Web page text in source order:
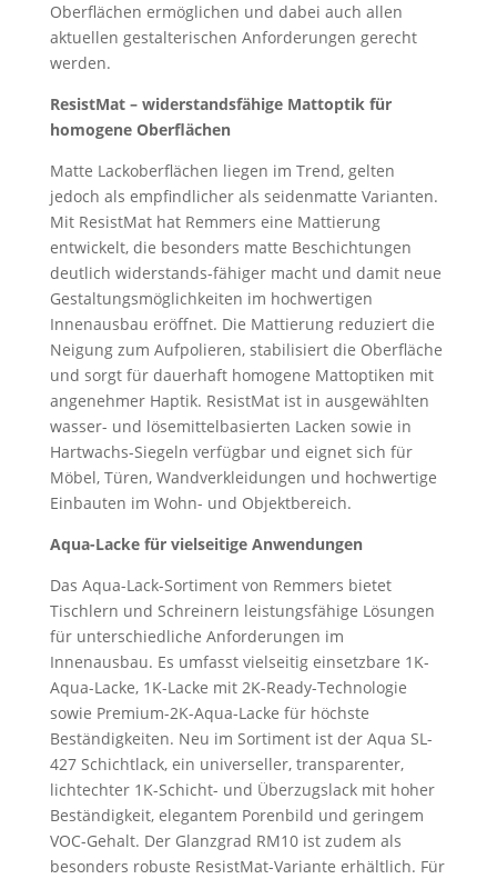
Oberflächen ermöglichen und dabei auch allen
aktuellen gestalterischen Anforderungen gerecht
werden.
ResistMat – widerstandsfähige Mattoptik für
homogene Oberflächen
Matte Lackoberflächen liegen im Trend, gelten
jedoch als empfindlicher als seidenmatte Varianten.
Mit ResistMat hat Remmers eine Mattierung
entwickelt, die besonders matte Beschichtungen
deutlich widerstands-fähiger macht und damit neue
Gestaltungsmöglichkeiten im hochwertigen
Innenausbau eröffnet. Die Mattierung reduziert die
Neigung zum Aufpolieren, stabilisiert die Oberfläche
und sorgt für dauerhaft homogene Mattoptiken mit
angenehmer Haptik. ResistMat ist in ausgewählten
wasser- und lösemittelbasierten Lacken sowie in
Hartwachs-Siegeln verfügbar und eignet sich für
Möbel, Türen, Wandverkleidungen und hochwertige
Einbauten im Wohn- und Objektbereich.
Aqua-Lacke für vielseitige Anwendungen
Das Aqua-Lack-Sortiment von Remmers bietet
Tischlern und Schreinern leistungsfähige Lösungen
für unterschiedliche Anforderungen im
Innenausbau. Es umfasst vielseitig einsetzbare 1K-
Aqua-Lacke, 1K-Lacke mit 2K-Ready-Technologie
sowie Premium-2K-Aqua-Lacke für höchste
Beständigkeiten. Neu im Sortiment ist der Aqua SL-
427 Schichtlack, ein universeller, transparenter,
lichtechter 1K-Schicht- und Überzugslack mit hoher
Beständigkeit, elegantem Porenbild und geringem
VOC-Gehalt. Der Glanzgrad RM10 ist zudem als
besonders robuste ResistMat-Variante erhältlich. Für